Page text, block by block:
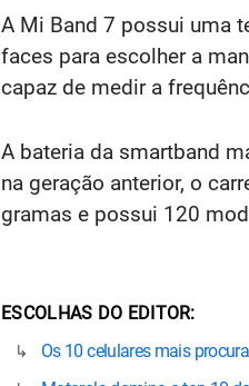
A Mi Band 7 possui uma
faces para escolher a
capaz de medir a
A bateria da smartband
na geração anterior, o
gramas e possui 120
ESCOLHAS DO EDITOR
Os 10 celulares mais